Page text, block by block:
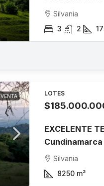
Silvania
3
2
VENTA LOTES
EXCELENTE
Cundinamarca
Silvania
8250 m²